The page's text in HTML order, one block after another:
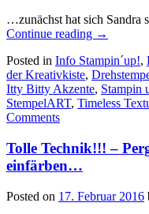
…zunächst hat sich Sandra
Continue reading
Team
–
Hoch
→
Posted in Info Stampin´up!,
der Kreativkiste,
Itty Bitty Akzente, Stampin
StempelART, Timeless
Comments
Tolle Technik!!! –
einfärben…
Posted on 17. Februar 2016